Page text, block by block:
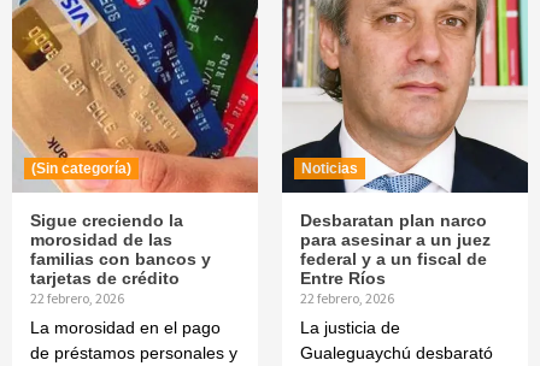
(Sin categoría)
Sigue creciendo la
morosidad de las
familias con bancos y
tarjetas de crédito
22 febrero, 2026
La morosidad en el pago
de préstamos personales y
Noticias
Desbaratan plan narco
para asesinar a un juez
federal y a un fiscal de
Entre Ríos
22 febrero, 2026
La justicia de
Gualeguaychú desbarató